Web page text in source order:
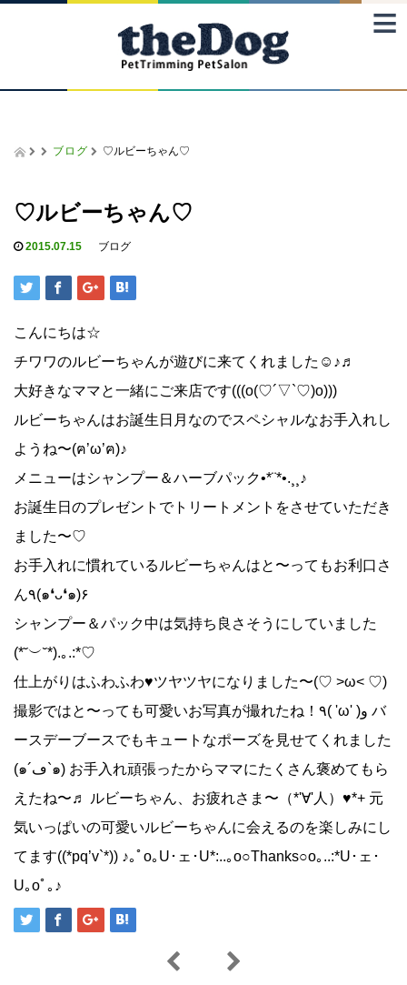
≡
ブログ ♡ルビーちゃん♡
♡ルビーちゃん♡
2015.07.15 ブログ
こんにちは☆
チワワのルビーちゃんが遊びに来てくれました☺♪♬
大好きなママと一緒にご来店です(((o(♡´▽`♡)o)))
ルビーちゃんはお誕生日月なのでスペシャルなお手入れし
ようね〜(ฅ’ω’ฅ)♪
メニューはシャンプー＆ハーブパック•*¨*•.¸¸♪
お誕生日のプレゼントでトリートメントをさせていただき
ました〜♡
お手入れに慣れているルビーちゃんはと〜ってもお利口さ
ん٩(๑❛ᴗ❛๑)۶
シャンプー＆パック中は気持ち良さそうにしていました
(*˘︶˘*).｡.:*♡
仕上がりはふわふわ♥︎ツヤツヤになりました〜(♡ >ω< ♡)
撮影ではと〜っても可愛いお写真が撮れたね！٩( 'ω' )و バ
ースデーブースでもキュートなポーズを見せてくれました
(๑´ڡ`๑) お手入れ頑張ったからママにたくさん褒めてもら
えたね〜♬ ルビーちゃん、お疲れさま〜（*'∀'人）♥*+ 元
気いっぱいの可愛いルビーちゃんに会えるのを楽しみにし
てます((*pq’v`*)) ♪｡ﾟo｡U･ェ･U*:..｡o○Thanks○o｡..:*U･ェ･
U｡oﾟ｡♪